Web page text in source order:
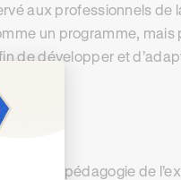
aux professionnels de
un programme,
de développer et
la pédagogie de
: